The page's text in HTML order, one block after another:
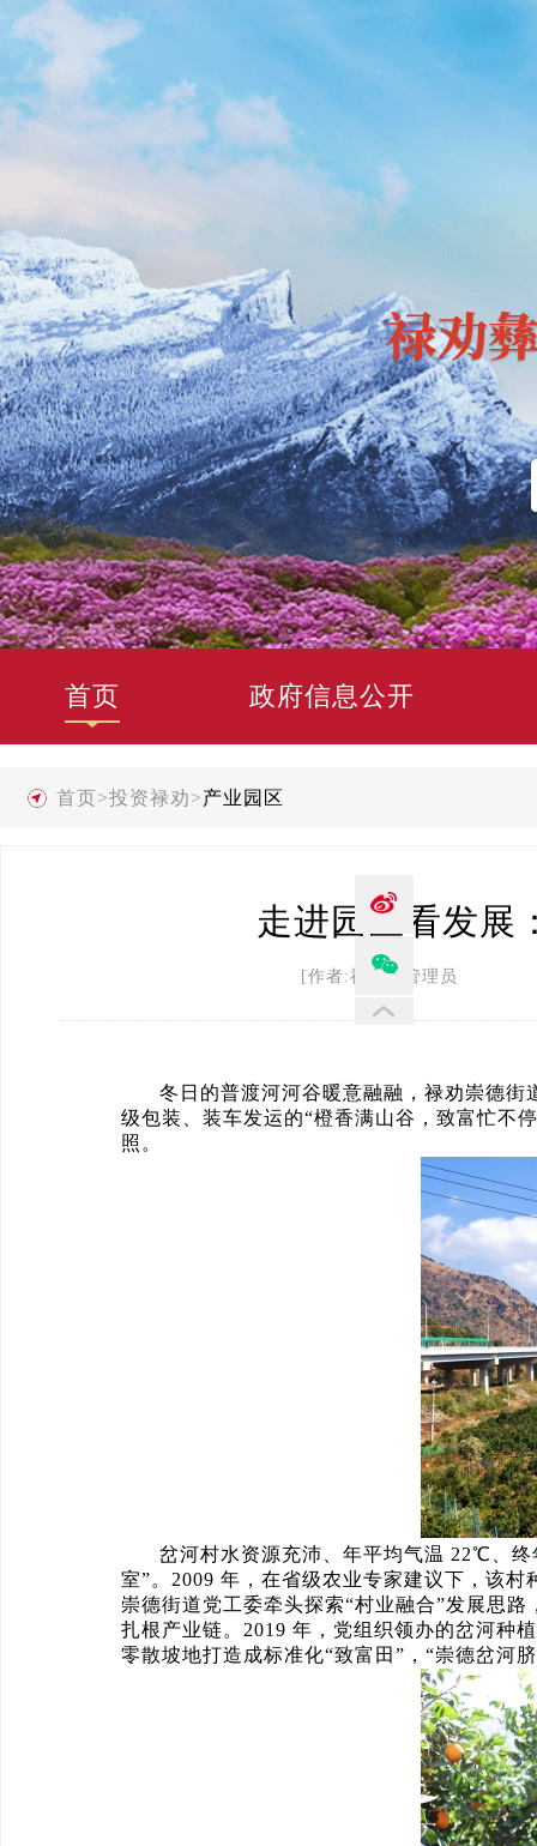
首页 政府信息公开
首页>投资禄劝>产业园区
走进园区看发展
[作者:禄劝县管理员 发
冬日的普渡河河谷暖意融融，禄劝崇德
级包装、装车发运的“橙香满山谷，致富忙不
照。
岔河村水资源充沛、年平均气温 22℃、
室”。2009 年，在省级农业专家建议下，该
崇德街道党工委牵头探索“村业融合”发展思
扎根产业链。2019 年，党组织领办的岔河种
零散坡地打造成标准化“致富田”，“崇德岔河